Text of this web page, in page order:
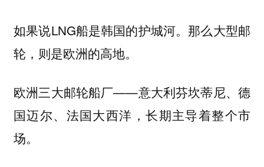
如果说LNG船是韩国的护城河。那么大型邮
轮，则是欧洲的高地。
欧洲三大邮轮船厂——意大利芬坎蒂尼、德
国迈尔、法国大西洋，长期主导着整个市
场。